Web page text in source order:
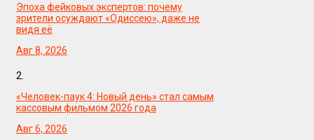
Эпоха фейковых экспертов: почему
зрители осуждают «Одиссею», даже не
видя её
Авг 8, 2026
2.
«Человек-паук 4: Новый день» стал самым
кассовым фильмом 2026 года
Авг 6, 2026